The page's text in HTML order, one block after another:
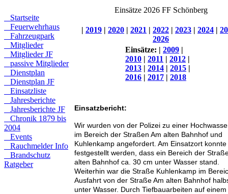
Startseite
Feuerwehrhaus
Fahrzeugpark
Mitglieder
Mitglieder JF
passive Mitglieder
Dienstplan
Dienstplan JF
Einsatzliste
Jahresberichte
Jahresberichte JF
Chronik 1879 bis
2004
Events
Rauchmelder Info
Brandschutz
Ratgeber
Einsätze 2026 FF Schönberg
| 2019 | 2020 | 2021 | 2022 | 2023 | 2024 |
2026
Einsätze: | 2009 |
2010 | 2011 | 2012 |
2013 | 2014 | 2015 |
2016 | 2017 | 2018
Einsatzbericht:
Wir wurden von der Polizei zu einer
im Bereich der Straßen Am alten Bahnhof und
Kuhlenkamp angefordert. Am Einsatzort
festgestellt werden, dass ein Bereich der
alten Bahnhof ca. 30 cm unter Wasser stand.
Weiterhin war die Straße Kuhlenkamp im
Ausfahrt von der Straße Am alten Bahnhof
unter Wasser. Durch Tiefbauarbeiten auf einem